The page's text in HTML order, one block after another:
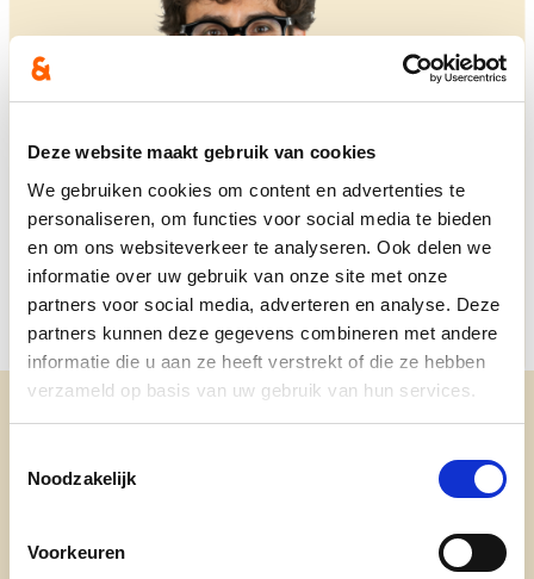
Deze website maakt gebruik van cookies
We gebruiken cookies om content en advertenties te
personaliseren, om functies voor social media te bieden
en om ons websiteverkeer te analyseren. Ook delen we
informatie over uw gebruik van onze site met onze
partners voor social media, adverteren en analyse. Deze
partners kunnen deze gegevens combineren met andere
informatie die u aan ze heeft verstrekt of die ze hebben
verzameld op basis van uw gebruik van hun services.
Noodzakelijk
Voorkeuren
Mattias streeft naar een duurzaam Aarschot met
aandacht voor alle leeftijden, milieu, ondernemers
en een gezonde, sociale leefomgeving waarin